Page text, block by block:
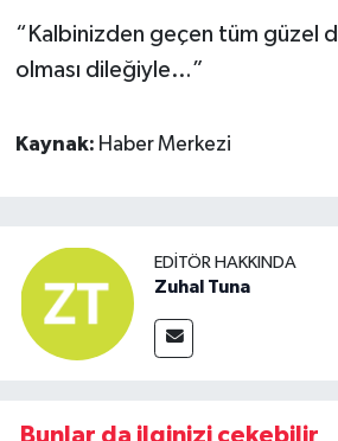
“Kalbinizden geçen tüm güzel
olması dileğiyle…”
Kaynak: Haber Merkezi
EDITÖR HAKKINDA
Zuhal Tuna
Bunlar da ilginizi çekebilir